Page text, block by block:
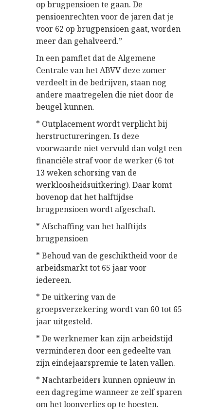
op brugpensioen te gaan. De
pensioenrechten voor de jaren dat je
voor 62 op brugpensioen gaat, worden
meer dan gehalveerd.”
In een pamflet dat de Algemene
Centrale van het ABVV deze zomer
verdeelt in de bedrijven, staan nog
andere maatregelen die niet door de
beugel kunnen.
* Outplacement wordt verplicht bij
herstructureringen. Is deze
voorwaarde niet vervuld dan volgt een
financiële straf voor de werker (6 tot
13 weken schorsing van de
werkloosheidsuitkering). Daar komt
bovenop dat het halftijdse
brugpensioen wordt afgeschaft.
* Afschaffing van het halftijds
brugpensioen
* Behoud van de geschiktheid voor de
arbeidsmarkt tot 65 jaar voor
iedereen.
* De uitkering van de
groepsverzekering wordt van 60 tot 65
jaar uitgesteld.
* De werknemer kan zijn arbeidstijd
verminderen door een gedeelte van
zijn eindejaarspremie te laten vallen.
* Nachtarbeiders kunnen opnieuw in
een dagregime wanneer ze zelf sparen
om het loonverlies op te hoesten.